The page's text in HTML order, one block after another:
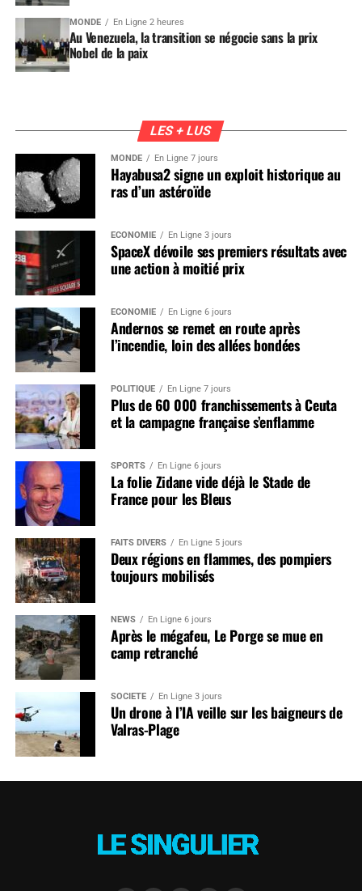
MONDE En Ligne 2 heures
Au Venezuela, la transition se négocie sans la prix
Nobel de la paix
LES + LUS
MONDE En Ligne 7 jours
Hayabusa2 signe un exploit historique au
ras d’un astéroïde
ÉCONOMIE En Ligne 3 jours
SpaceX dévoile ses premiers résultats avec
une action à moitié prix
ÉCONOMIE En Ligne 6 jours
Andernos se remet en route après
l’incendie, loin des allées bondées
POLITIQUE En Ligne 7 jours
Plus de 60 000 franchissements à Ceuta
et la campagne française s’enflamme
SPORTS En Ligne 6 jours
La folie Zidane vide déjà le Stade de
France pour les Bleus
FAITS DIVERS En Ligne 5 jours
Deux régions en flammes, des pompiers
toujours mobilisés
NEWS En Ligne 6 jours
Après le mégafeu, Le Porge se mue en
camp retranché
SOCIÉTÉ En Ligne 3 jours
Un drone à l’IA veille sur les baigneurs de
Valras-Plage